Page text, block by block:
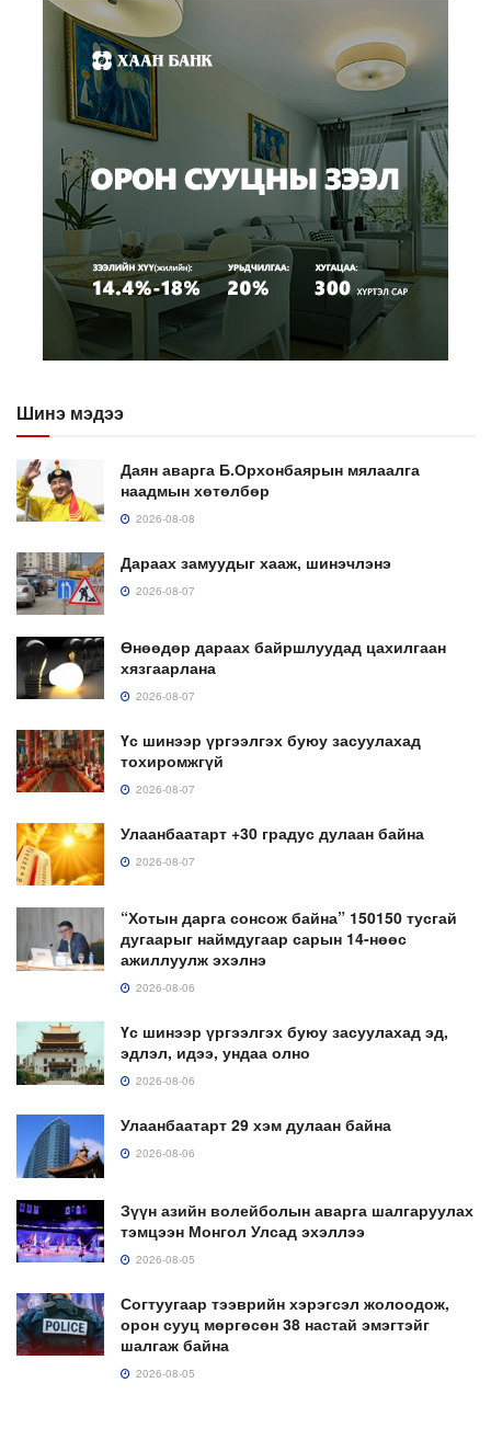
Шинэ мэдээ
Даян аварга Б.Орхонбаярын мялаалга
наадмын хөтөлбөр
2026-08-08
Дараах замуудыг хааж, шинэчлэнэ
2026-08-07
Өнөөдөр дараах байршлуудад цахилгаан
хязгаарлана
2026-08-07
Үс шинээр үргээлгэх буюу засуулахад
тохиромжгүй
2026-08-07
Улаанбаатарт +30 градус дулаан байна
2026-08-07
“Хотын дарга сонсож байна” 150150 тусгай
дугаарыг наймдугаар сарын 14-нөөс
ажиллуулж эхэлнэ
2026-08-06
Үс шинээр үргээлгэх буюу засуулахад эд,
эдлэл, идээ, ундаа олно
2026-08-06
Улаанбаатарт 29 хэм дулаан байна
2026-08-06
Зүүн азийн волейболын аварга шалгаруулах
тэмцээн Монгол Улсад эхэллээ
2026-08-05
Согтуугаар тээврийн хэрэгсэл жолоодож,
орон сууц мөргөсөн 38 настай эмэгтэйг
шалгаж байна
2026-08-05